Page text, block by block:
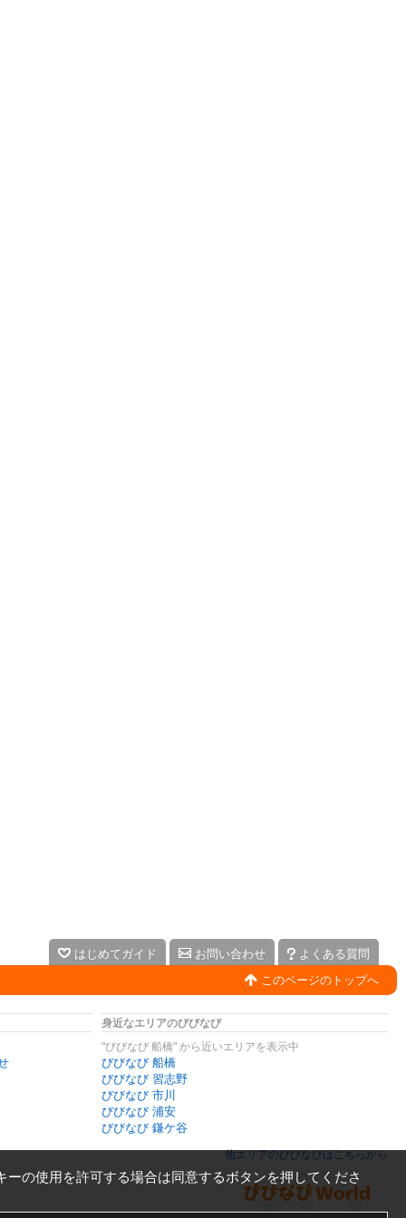
はじめてガイド お問い合わせ
よくある質問
このページのトップへ
身近なエリアのびびなび
"びびなび 船橋" から近いエリアを表示中
びびなび 船橋
びびなび 習志野
びびなび 市川
びびなび 浦安
びびなび 鎌ケ谷
他エリアのびびなびはこちらから
ーの使用を許可する場合は同意するボタンを押してくださ